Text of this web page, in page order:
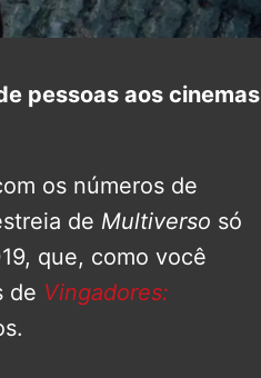
pessoas aos cinemas
os números de
de Multiverso só
que, como você
de Vingadores: